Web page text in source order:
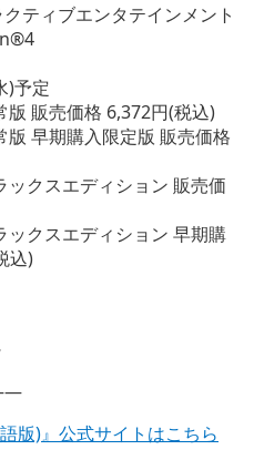
ティブエンタテインメント
)予定
版 販売価格 6,372円(税込)
期購入限定版 販売価格
スエディション 販売価
スエディション 早期購
込)
版)』公式サイトはこちら